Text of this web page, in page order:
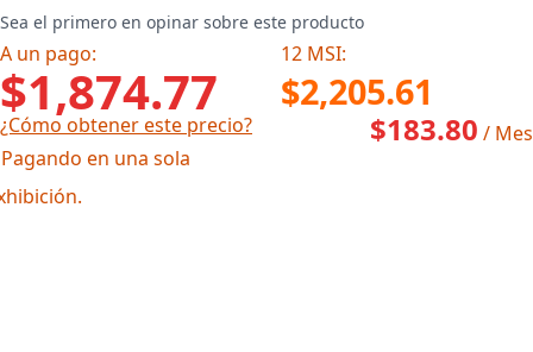
Sea el primero en opinar sobre este producto
A un pago: 12 MSI:
$1,874.77 $2,205.61
¿Cómo obtener este precio?
en una sola
$183.80 / Mes